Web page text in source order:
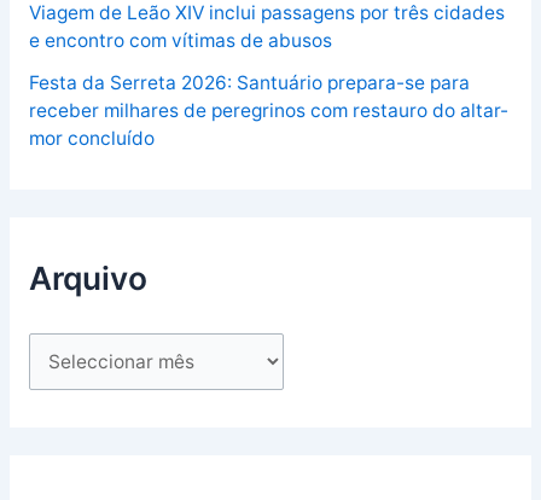
Viagem de Leão XIV inclui passagens por três cidades
e encontro com vítimas de abusos
Festa da Serreta 2026: Santuário prepara-se para
receber milhares de peregrinos com restauro do altar-
mor concluído
Arquivo